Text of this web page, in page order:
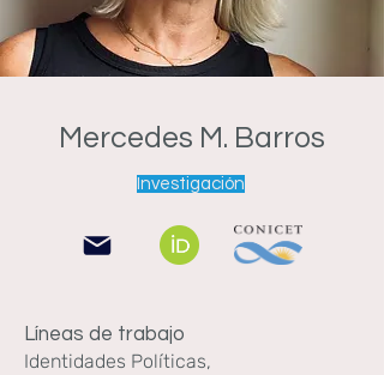
Mercedes M. Barros
Investigación
Líneas de trabajo
Identidades Políticas,